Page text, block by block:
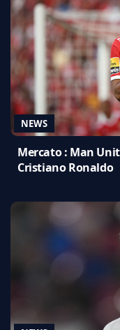
NEWS
Mercato : Man
Cristiano Ronaldo